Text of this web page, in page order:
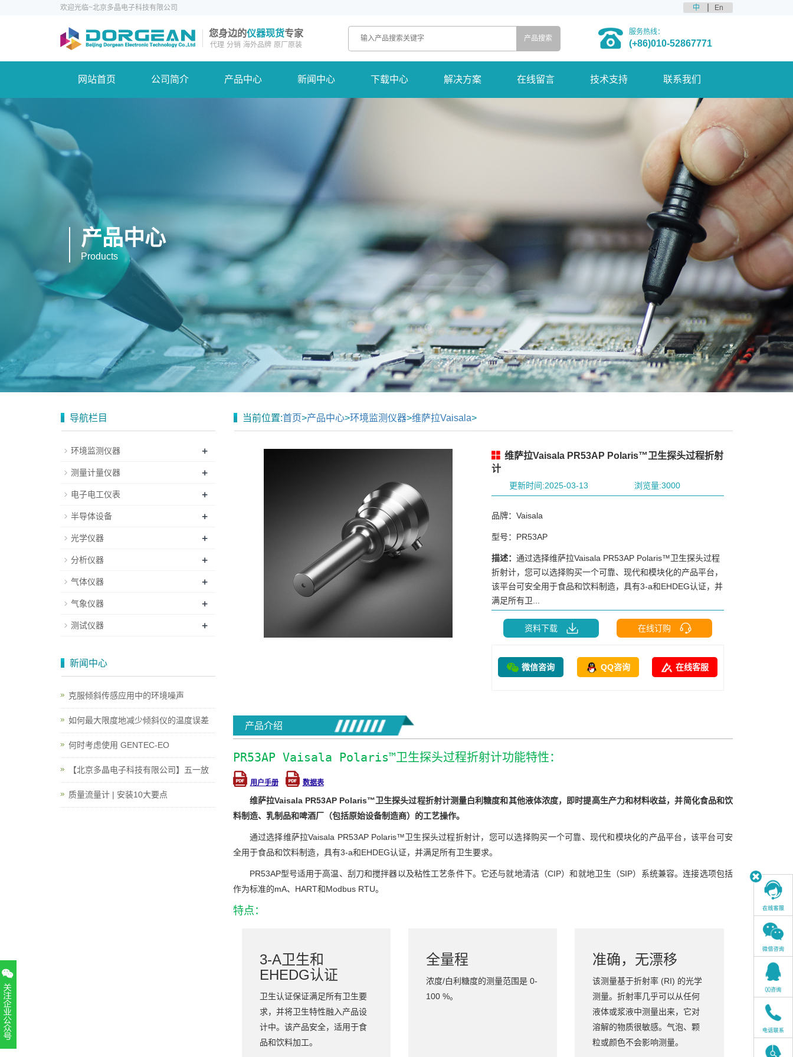
欢迎光临~北京多晶电子科技有限公司 中 En
您身边的仪器现货专家
代理 分销 海外品牌 原厂原装
服务热线：
(+86)010-52867771
网站首页 公司简介 产品中心 新闻中心 下载中心 解决方案 在线留言 技术支持 联系我们
产品中心
Products
当前位置:首页>产品中心>环境监测仪器>维萨拉Vaisala>
维萨拉Vaisala PR53AP Polaris™卫生探头过程折射
计
更新时间:2025-03-13 浏览量:3000
品牌：Vaisala
型号：PR53AP
描述：通过选择维萨拉Vaisala PR53AP Polaris™卫生探头过程
折射计，您可以选择购买一个可靠、现代和模块化的产品平台，
该平台可安全用于食品和饮料制造，具有3-a和EHDEG认证，并
满足所有卫...
资料下载 在线订购
微信咨询 QQ咨询 在线客服
产品介绍
PR53AP Vaisala Polaris™卫生探头过程折射计功能特性：
用户手册 数据表
维萨拉Vaisala PR53AP Polaris™卫生探头过程折射计测量白利糖度和其他液体浓度，即时提高生产力和材料收益，并简化食品和饮
料制造、乳制品和啤酒厂（包括原始设备制造商）的工艺操作。
通过选择维萨拉Vaisala PR53AP Polaris™卫生探头过程折射计，您可以选择购买一个可靠、现代和模块化的产品平台，该平台可安
全用于食品和饮料制造，具有3-a和EHDEG认证，并满足所有卫生要求。
PR53AP型号适用于高温、刮刀和搅拌器以及粘性工艺条件下。它还与就地清洁（CIP）和就地卫生（SIP）系统兼容。连接选项包括
作为标准的mA、HART和Modbus RTU。
特点：
3-A卫生和
EHEDG认证
卫生认证保证满足所有卫生要
求，并将卫生特性融入产品设
计中。该产品安全，适用于食
品和饮料加工。
全量程
浓度/白利糖度的测量范围是 0-
100 %。
准确，无漂移
该测量基于折射率 (RI) 的光学
测量。折射率几乎可以从任何
液体或浆液中测量出来，它对
溶解的物质很敏感。气泡、颗
粒或颜色不会影响测量。
导航栏目
环境监测仪器 +
测量计量仪器 +
电子电工仪表 +
半导体设备 +
光学仪器 +
分析仪器 +
气体仪器 +
气象仪器 +
测试仪器 +
新闻中心
克服倾斜传感应用中的环境噪声
如何最大限度地减少倾斜仪的温度误差
何时考虑使用 GENTEC-EO
【北京多晶电子科技有限公司】五一放
质量流量计 | 安装10大要点
扫一扫，关注官方账号